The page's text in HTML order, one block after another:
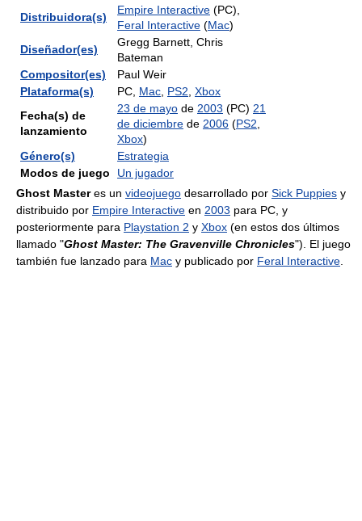
Distribuidora(s)
Empire Interactive (PC),
Feral Interactive (Mac)
Diseñador(es)
Gregg Barnett, Chris
Bateman
Compositor(es)
Paul Weir
Plataforma(s)
PC, Mac PS2 Xbox
Fecha(s) de
lanzamiento
23 de mayo de 2003 (PC) 21
de diciembre de 2006 (PS2
Xbox)
Género(s)
Estrategia
Modos de juego
Un jugador
Ghost Masteres un videojuego desarrollado por Sick Puppies y
distribuido por Empire Interactive en 2003 para PC, y
posteriormente para Playstation 2 y Xbox (en estos dos últimos
llamado "Ghost Master: The Gravenville Chronicles"). El juego
también fue lanzado para Mac y publicado por Feral Interactive